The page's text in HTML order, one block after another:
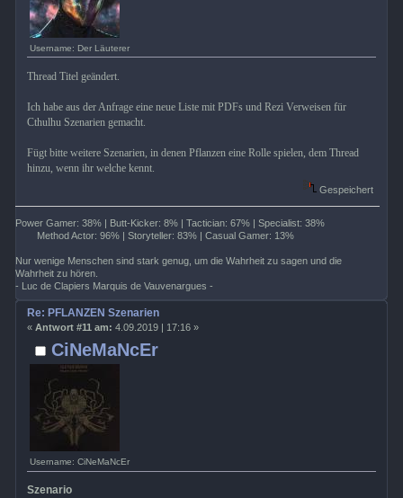
Username: Der Läuterer
Thread Titel geändert.
Ich habe aus der Anfrage eine neue Liste mit PDFs und Rezi Verweisen für
Cthulhu Szenarien gemacht.
Fügt bitte weitere Szenarien, in denen Pflanzen eine Rolle spielen, dem Thread
hinzu, wenn ihr welche kennt.
Gespeichert
Power Gamer: 38% | Butt-Kicker: 8% | Tactician: 67% | Specialist: 38%
Method Actor: 96% | Storyteller: 83% | Casual Gamer: 13%
Nur wenige Menschen sind stark genug, um die Wahrheit zu sagen und die
Wahrheit zu hören.
- Luc de Clapiers Marquis de Vauvenargues -
CiNeMaNcEr
Username: CiNeMaNcEr
Re: PFLANZEN Szenarien
« Antwort #11 am: 4.09.2019 | 17:16 »
Szenario